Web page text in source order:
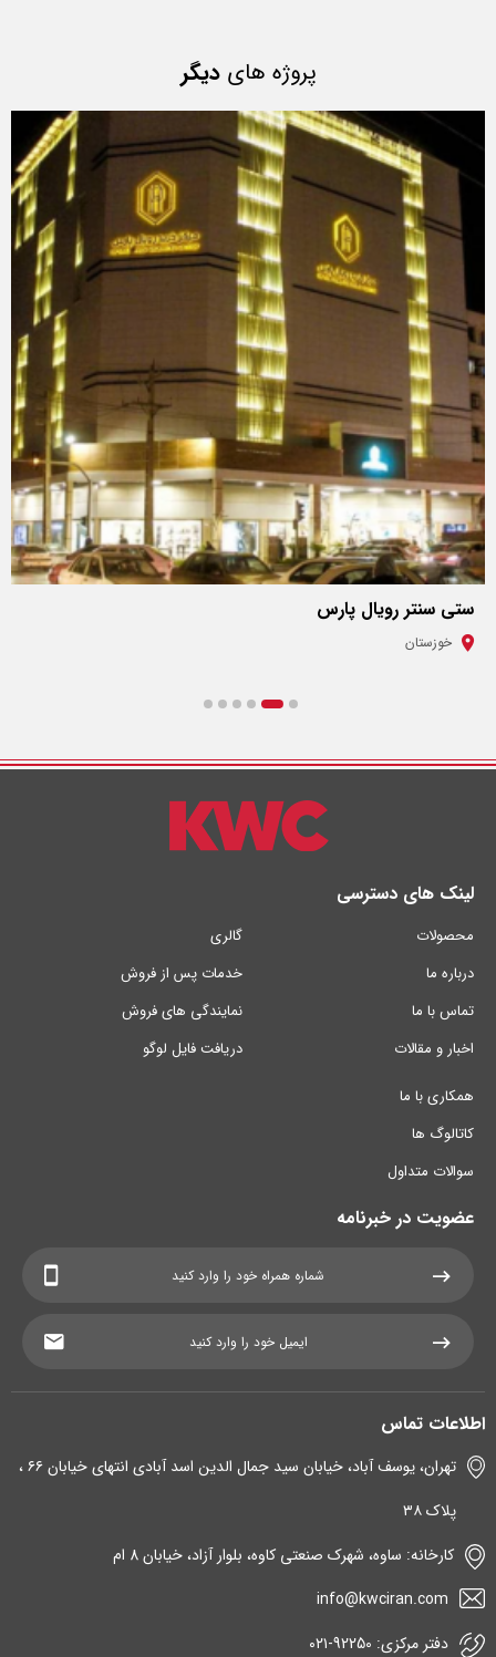
پروژه هایدیگر
ستی سنتر رویال پارس
خوزستان
لینک های دسترسی
محصولات
درباره ما
تماس با ما
اخبار و مقالات
گالری
خدمات پس از فروش
نمایندگی های فروش
دریافت فایل لوگو
همکاری با ما
کاتالوگ ها
سوالات متداول
عضویت در خبرنامه
اطلاعات تماس
تهران، یوسف آباد، خیابان سید جمال الدین اسد آبادی انتهای خیابان ۶۶ ،
پلاک ۳۸
کارخانه: ساوه، شهرک صنعتی کاوه، بلوار آزاد، خیابان 8 ام
info@kwciran.com
دفتر مرکزی: 92250-۰۲۱